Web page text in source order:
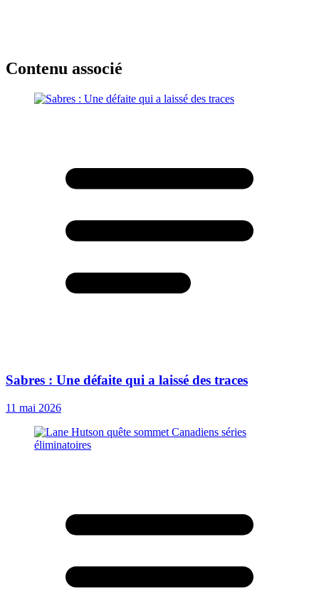
Contenu associé
Sabres : Une défaite qui a laissé des traces
11 mai 2026